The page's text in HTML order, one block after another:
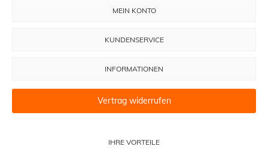
IHRE VORTEILE
MEIN KONTO
KUNDENSERVICE
INFORMATIONEN
Vertrag widerrufen